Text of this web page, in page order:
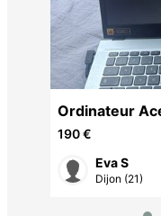
Ordinateur
190 €
Eva S
Dijon (21)